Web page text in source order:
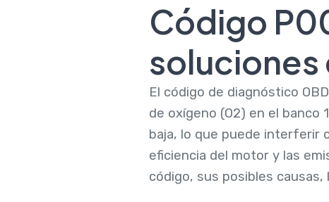
Código
soluciones
El código de diagnóstico
de oxígeno (O2) en el banco
baja, lo que puede interferir
eficiencia del motor y las
código, sus posibles